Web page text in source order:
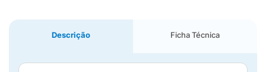
Descrição Ficha Técnica